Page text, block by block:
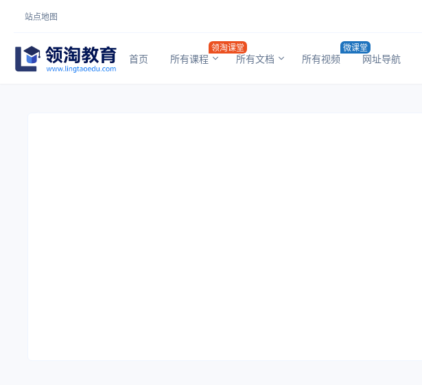
站点地图
首页 所有课程
领淘课堂
所有文档 所有视频
微课堂
网址导航